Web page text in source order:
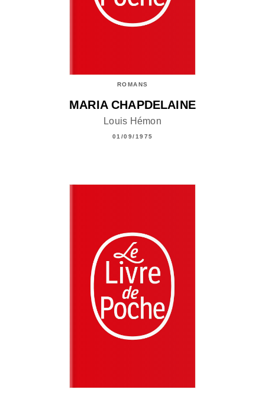
ROMANS
MARIA CHAPDELAINE
Louis Hémon
01/09/1975